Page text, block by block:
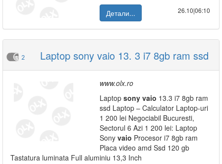
Детали...
26.10|06:10
2 Laptop sony vaio 13. 3 i7 8gb ram ssd
www.olx.ro
Laptop sony vaio 13.3 i7 8gb ram
ssd Laptop – Calculator Laptop-uri
1 200 lei Negociabil Bucuresti,
Sectorul 6 Azi 1 200 lei: Laptop
Sony vaio Procesor i7 8gb ram
Placa video amd Ssd 120 gb
Tastatura luminata Full aluminiu 13,3 Inch